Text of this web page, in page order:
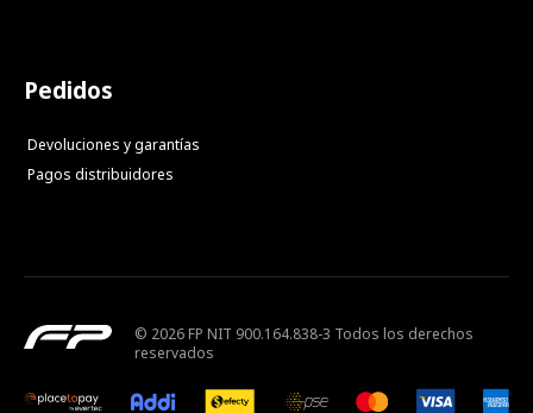
Pedidos
Devoluciones y garantías
Pagos distribuidores
© 2026 FP NIT 900.164.838-3 Todos los derechos
reservados